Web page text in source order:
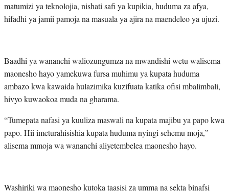
matumizi ya teknolojia, nishati safi ya kupikia, huduma za afya,
hifadhi ya jamii pamoja na masuala ya ajira na maendeleo ya ujuzi.
Baadhi ya wananchi waliozungumza na mwandishi wetu walisema
maonesho hayo yamekuwa fursa muhimu ya kupata huduma
ambazo kwa kawaida hulazimika kuzifuata katika ofisi mbalimbali,
hivyo kuwaokoa muda na gharama.
“Tumepata nafasi ya kuuliza maswali na kupata majibu ya papo kwa
papo. Hii imeturahisishia kupata huduma nyingi sehemu moja,”
alisema mmoja wa wananchi aliyetembelea maonesho hayo.
Washiriki wa maonesho kutoka taasisi za umma na sekta binafsi